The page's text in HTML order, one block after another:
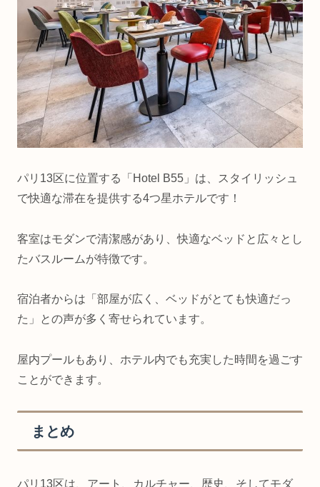
パリ13区に位置する「Hotel B55」は、スタイリッシュ
で快適な滞在を提供する4つ星ホテルです！
客室はモダンで清潔感があり、快適なベッドと広々とし
たバスルームが特徴です。
宿泊者からは「部屋が広く、ベッドがとても快適だっ
た」との声が多く寄せられています。
屋内プールもあり、ホテル内でも充実した時間を過ごす
ことができます。
まとめ
パリ13区は、アート、カルチャー、歴史、そしてモダ